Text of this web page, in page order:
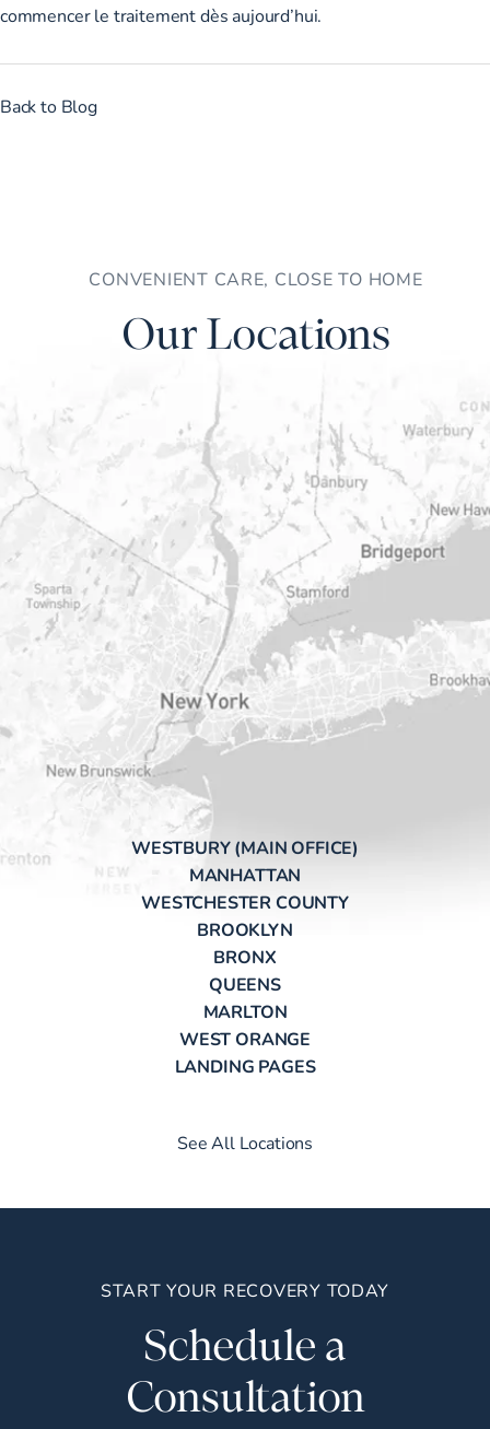
commencer le traitement dès aujourd’hui.
Back to Blog
CONVENIENT CARE, CLOSE TO HOME
Our Locations
WESTBURY (MAIN OFFICE)
MANHATTAN
WESTCHESTER COUNTY
BROOKLYN
BRONX
QUEENS
MARLTON
WEST ORANGE
LANDING PAGES
See All Locations
START YOUR RECOVERY TODAY
Schedule a
Consultation